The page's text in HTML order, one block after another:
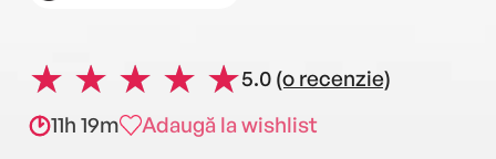
5.0 (o recenzie)
11h 19m
Adaugă la wishlist